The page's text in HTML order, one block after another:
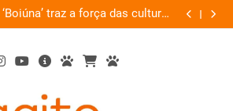
traz a força das culturas
amazônicas e arte